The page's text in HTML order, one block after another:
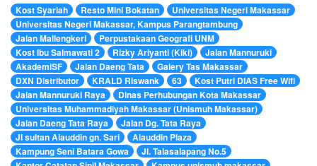
Kost Syariah Resto Mini Bokatan
Universitas Negeri Makassar
Universitas Negeri Makassar, Kampus Parangtambung
Jalan Mallengkeri
Perpustakaan Geografi UNM
Kost Ibu Salmawati 2
Rizky Ariyanti (Kiki)
Jalan Mannuruki
AkademiSF
Jalan Daeng Tata
Galery Tas Makassar
DXN Distributor
KRALD Riswank 63
Kost Putri DIAS Free Wifi
Jalan Mannuruki Raya
Dinas Perhubungan Kota Makassar
Universitas Muhammadiyah Makassar (Unismuh Makassar)
Jalan Daeng Tata Raya
Jalan Dg. Tata Raya
Jl sultan Alauddin gn. Sari
Alauddin Plaza
Kampung Seni Batara Gowa
Jl. Talasalapang No.5